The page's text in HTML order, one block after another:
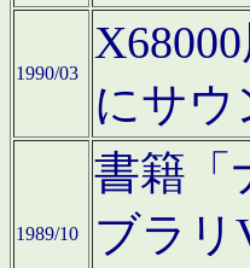
1990/03
にサウ
1989/10
書籍「
ブラリ